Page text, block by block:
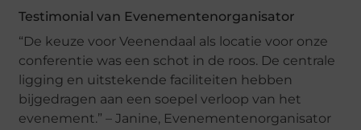
Testimonial van Evenementenorganisator
“De keuze voor Veenendaal als locatie voor onze
conferentie was een schot in de roos. De centrale
ligging en uitstekende faciliteiten hebben
bijgedragen aan een soepel verloop van het
evenement.” – Janine, Evenementenorganisator